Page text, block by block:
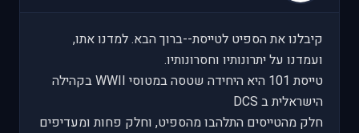
קיבלנו את הספיט לטייסת--ברוך הבא. למדנו אתו,
ועמדנו על יתרונותיו וחסרונותיו.
טייסת 101 היא היחידה שטסה במטוסי WWII בקהילה
הישראלית ב DCS
חלק מהטייסים התלהבו מהספיט, וחלק פחות ומעדיפים